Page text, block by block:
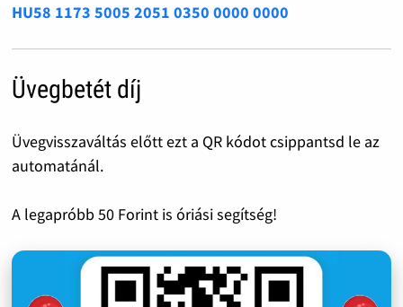
HU58 1173 5005 2051 0350 0000 0000
Üvegbetét díj
Üvegvisszaváltás előtt ezt a QR kódot csippantsd le az
automatánál.
A legapróbb 50 Forint is óriási segítség!